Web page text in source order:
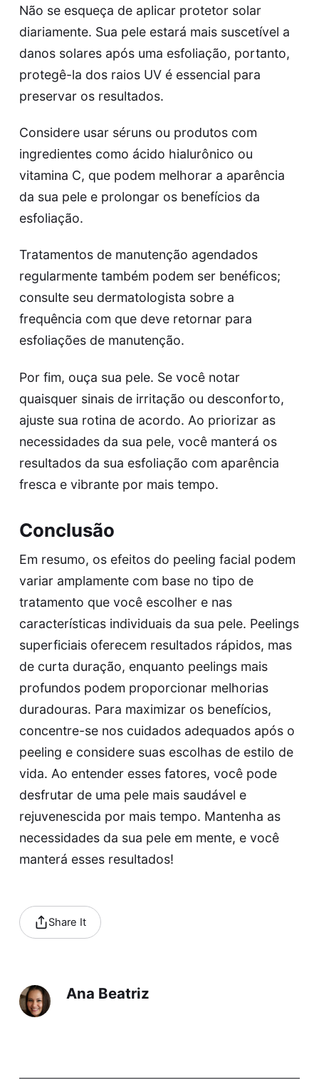
Não se esqueça de aplicar protetor solar
diariamente. Sua pele estará mais suscetível a
danos solares após uma esfoliação, portanto,
protegê-la dos raios UV é essencial para
preservar os resultados.
Considere usar séruns ou produtos com
ingredientes como ácido hialurônico ou
vitamina C, que podem melhorar a aparência
da sua pele e prolongar os benefícios da
esfoliação.
Tratamentos de manutenção agendados
regularmente também podem ser benéficos;
consulte seu dermatologista sobre a
frequência com que deve retornar para
esfoliações de manutenção.
Por fim, ouça sua pele. Se você notar
quaisquer sinais de irritação ou desconforto,
ajuste sua rotina de acordo. Ao priorizar as
necessidades da sua pele, você manterá os
resultados da sua esfoliação com aparência
fresca e vibrante por mais tempo.
Conclusão
Em resumo, os efeitos do peeling facial podem
variar amplamente com base no tipo de
tratamento que você escolher e nas
características individuais da sua pele. Peelings
superficiais oferecem resultados rápidos, mas
de curta duração, enquanto peelings mais
profundos podem proporcionar melhorias
duradouras. Para maximizar os benefícios,
concentre-se nos cuidados adequados após o
peeling e considere suas escolhas de estilo de
vida. Ao entender esses fatores, você pode
desfrutar de uma pele mais saudável e
rejuvenescida por mais tempo. Mantenha as
necessidades da sua pele em mente, e você
manterá esses resultados!
Share It
Ana Beatriz